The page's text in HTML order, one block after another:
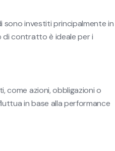
investiti principalmente in
di contratto è ideale per i
come azioni, obbligazioni o
in base alla performance